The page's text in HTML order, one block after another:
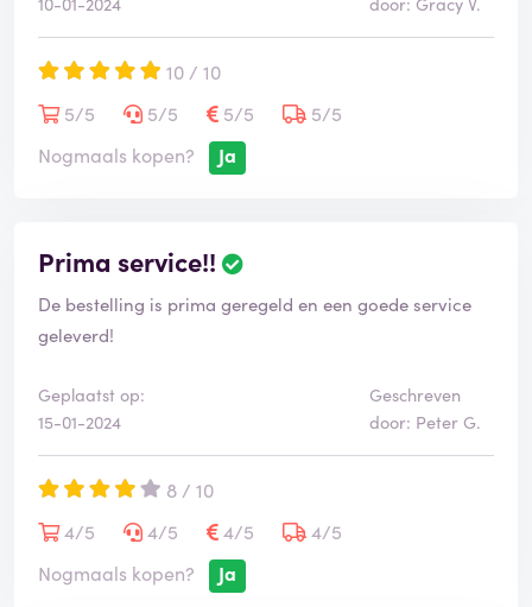
10 / 10
5/5
5/5 5/5
5/5
Nogmaals kopen?
Ja
Prima service!!
De bestelling is prima geregeld en een goede service
geleverd!
Geplaatst op:
15-01-2024
Geschreven
door: Peter G.
8 / 10
4/5
4/5 4/5
4/5
Nogmaals kopen?
Ja